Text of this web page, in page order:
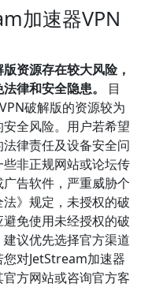
加速器VPN
资源存在较大风险，
律和安全隐患。
目
破解版的资源较为
全风险。用户若希望
律责任及设备安全问
非正规网站或论坛传
告软件，严重威胁个
》规定，未授权的破
免使用未经授权的破
议优先选择官方渠道
对JetStream加速器
方网站或咨询官方客